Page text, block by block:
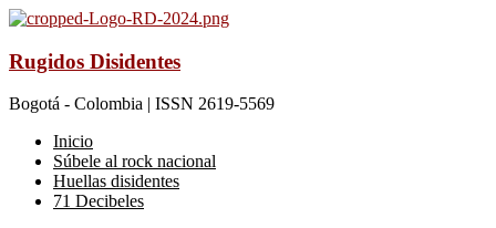
Rugidos Disidentes
Bogotá - Colombia | ISSN 2619-5569
Inicio
Súbele al rock nacional
Huellas disidentes
71 Decibeles